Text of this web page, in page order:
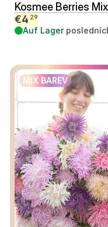
Kosmee Berries Mix
€4 29
Auf Lager
MIX BAREV